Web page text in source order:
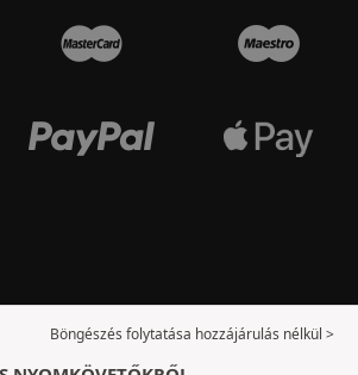
Böngészés folytatása hozzájárulás nélkül >